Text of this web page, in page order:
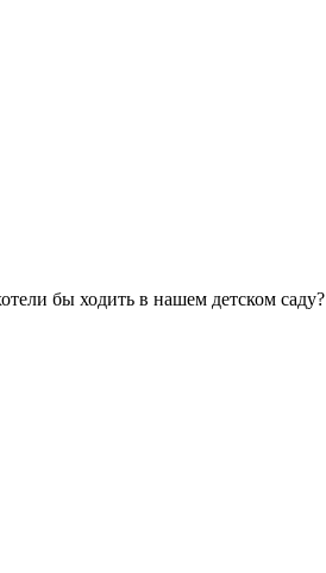
бы ходить в нашем детском саду?